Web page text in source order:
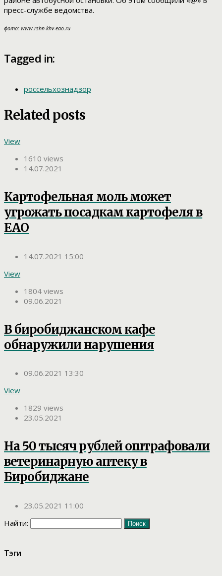
пресс-службе ведомства.
фото: www.rshn-khv-eao.ru
Tagged in:
россельхознадзор
Related posts
View
1610 views
14.07.2021
Картофельная моль может
угрожать посадкам картофеля в
ЕАО
14.07.2021 15:00
View
1804 views
09.06.2021
В биробиджанском кафе
обнаружили нарушения
09.06.2021 13:30
View
1829 views
23.05.2021
На 50 тысяч рублей оштрафовали
ветеринарную аптеку в
Биробиджане
23.05.2021 11:00
Найти:
Тэги